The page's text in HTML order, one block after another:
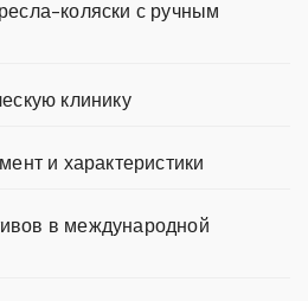
коляски с ручным
клинику
и характеристики
в международной